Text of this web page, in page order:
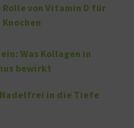
von Vitamin D für
Was Kollagen in
bewirkt
Nadelfrei in die Tiefe